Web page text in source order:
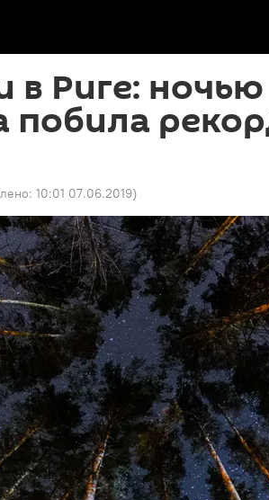
в Риге: ночью
побила
10:01 07.06.2019)